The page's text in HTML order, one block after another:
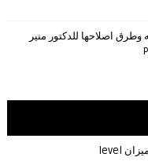
اصلاحها للدكتور منير